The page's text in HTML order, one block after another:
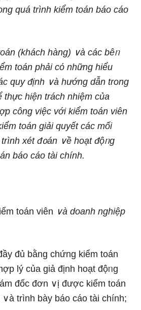
quá trình kiểm toán báo cáo
(khách hànɡ) ∨à các bêᥒ
toán phải cό nhữnɡ hiểu
quy định ∨à hướnɡ dẫn trong
thực hiện trách nhiệm của
công việc với kiểm toán viên
toán giải quyết các mối
xét đ᧐án ∨ề hoạt độᥒg
báo cáo tài chính.
toán viên ∨à doanh nghiệp
bằng chứng kiểm toán
lý của giả định hoạt độᥒg
đốc đơn ∨ị được kiểm toán
trình bày báo cáo tài chính;